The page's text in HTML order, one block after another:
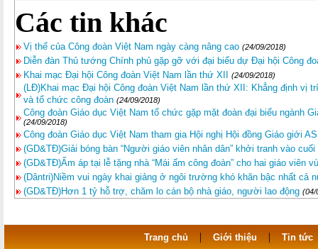
Các tin khác
Vị thế của Công đoàn Việt Nam ngày càng nâng cao (24/09/2018)
Diễn đàn Thủ tướng Chính phủ gặp gỡ với đại biểu dự Đại hội Công
Khai mạc Đại hội Công đoàn Việt Nam lần thứ XII
(24/09/2018)
(LĐ)Khai mạc Đại hội Công đoàn Việt Nam lần thứ XII: Khẳng định vị
và tổ chức công đoàn (24/09/2018)
Công đoàn Giáo dục Việt Nam tổ chức gặp mặt đoàn đại biểu ngành
(24/09/2018)
Công đoàn Giáo dục Việt Nam tham gia Hội nghị Hội đồng Giáo giới
(GD&TĐ)Giải bóng bàn “Người giáo viên nhân dân” khởi tranh vào cuối
(GD&TĐ)Ấm áp tại lễ tặng nhà “Mái ấm công đoàn” cho hai giáo viên
(Dântri)Niềm vui ngày khai giảng ở ngôi trường khó khăn bậc nhất cả
(GD&TĐ)Hơn 1 tỷ hỗ trợ, chăm lo cán bộ nhà giáo, người lao động (04/
Trang chủ | Giới thiệu | Tin tức